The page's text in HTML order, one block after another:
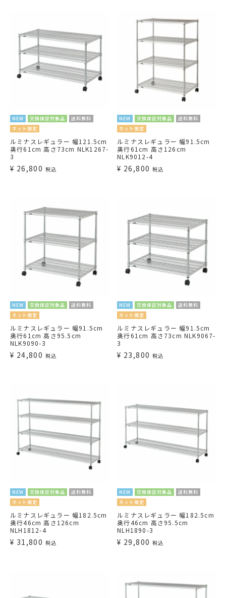
NEW 交換保証対象品
送料無料
ネット限定
ルミナスレギュラー 幅121.5cm
奥行61cm 高さ73cm NLK1267-
3
¥ 26,800 税込
NEW 交換保証対象品
送料無料
ネット限定
ルミナスレギュラー 幅91.5cm
奥行61cm 高さ126cm
NLK9012-4
¥ 26,800 税込
NEW 交換保証対象品
送料無料
ネット限定
ルミナスレギュラー 幅91.5cm
奥行61cm 高さ95.5cm
NLK9090-3
¥ 24,800 税込
NEW 交換保証対象品
送料無料
ネット限定
ルミナスレギュラー 幅91.5cm
奥行61cm 高さ73cm NLK9067-
3
¥ 23,800 税込
NEW 交換保証対象品
送料無料
ネット限定
ルミナスレギュラー 幅182.5cm
奥行46cm 高さ126cm
NLH1812-4
¥ 31,800 税込
NEW 交換保証対象品
送料無料
ネット限定
ルミナスレギュラー 幅182.5cm
奥行46cm 高さ95.5cm
NLH1890-3
¥ 29,800 税込